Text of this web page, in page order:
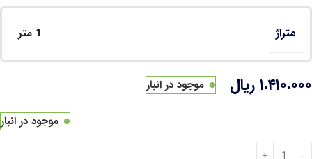
متراژ 1 متر
۱.۴۱۰.۰۰۰ ریال موجود در انبار
موجود در انبار